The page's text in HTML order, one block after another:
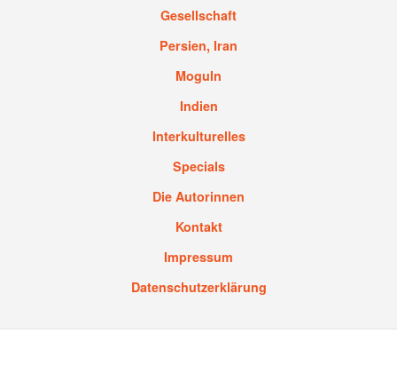
Gesellschaft
Persien, Iran
Moguln
Indien
Interkulturelles
Specials
Die Autorinnen
Kontakt
Impressum
Datenschutzerklärung